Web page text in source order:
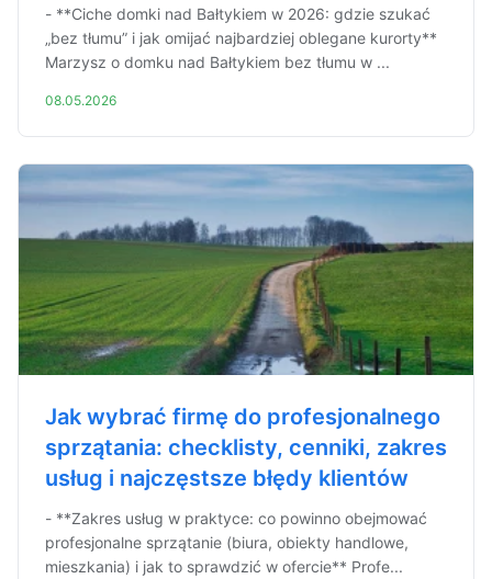
- **Ciche domki nad Bałtykiem w 2026: gdzie szukać
„bez tłumu” i jak omijać najbardziej oblegane kurorty**
Marzysz o domku nad Bałtykiem bez tłumu w ...
08.05.2026
Jak wybrać firmę do profesjonalnego
sprzątania: checklisty, cenniki, zakres
usług i najczęstsze błędy klientów
- **Zakres usług w praktyce: co powinno obejmować
profesjonalne sprzątanie (biura, obiekty handlowe,
mieszkania) i jak to sprawdzić w ofercie** Profe...